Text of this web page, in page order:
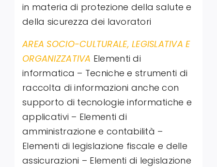
in materia di protezione della salute e
della sicurezza dei lavoratori
AREA SOCIO-CULTURALE, LEGISLATIVA E
ORGANIZZATIVA Elementi di
informatica – Tecniche e strumenti di
raccolta di informazioni anche con
supporto di tecnologie informatiche e
applicativi – Elementi di
amministrazione e contabilità –
Elementi di legislazione fiscale e delle
assicurazioni – Elementi di legislazione